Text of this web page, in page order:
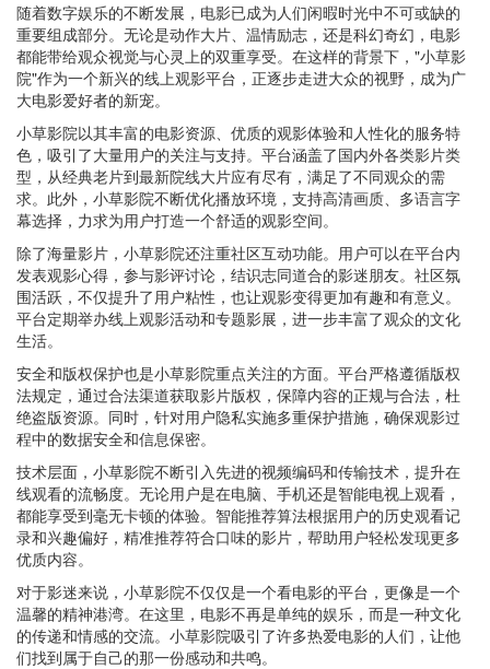
随着数字娱乐的不断发展，电影已成为人们闲暇时光中不可或缺的
重要组成部分。无论是动作大片、温情励志，还是科幻奇幻，电影
都能带给观众视觉与心灵上的双重享受。在这样的背景下，"小草影
院"作为一个新兴的线上观影平台，正逐步走进大众的视野，成为广
大电影爱好者的新宠。
小草影院以其丰富的电影资源、优质的观影体验和人性化的服务特
色，吸引了大量用户的关注与支持。平台涵盖了国内外各类影片类
型，从经典老片到最新院线大片应有尽有，满足了不同观众的需
求。此外，小草影院不断优化播放环境，支持高清画质、多语言字
幕选择，力求为用户打造一个舒适的观影空间。
除了海量影片，小草影院还注重社区互动功能。用户可以在平台内
发表观影心得，参与影评讨论，结识志同道合的影迷朋友。社区氛
围活跃，不仅提升了用户粘性，也让观影变得更加有趣和有意义。
平台定期举办线上观影活动和专题影展，进一步丰富了观众的文化
生活。
安全和版权保护也是小草影院重点关注的方面。平台严格遵循版权
法规定，通过合法渠道获取影片版权，保障内容的正规与合法，杜
绝盗版资源。同时，针对用户隐私实施多重保护措施，确保观影过
程中的数据安全和信息保密。
技术层面，小草影院不断引入先进的视频编码和传输技术，提升在
线观看的流畅度。无论用户是在电脑、手机还是智能电视上观看，
都能享受到毫无卡顿的体验。智能推荐算法根据用户的历史观看记
录和兴趣偏好，精准推荐符合口味的影片，帮助用户轻松发现更多
优质内容。
对于影迷来说，小草影院不仅仅是一个看电影的平台，更像是一个
温馨的精神港湾。在这里，电影不再是单纯的娱乐，而是一种文化
的传递和情感的交流。小草影院吸引了许多热爱电影的人们，让他
们找到属于自己的那一份感动和共鸣。